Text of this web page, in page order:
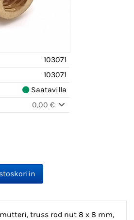
103071
103071
Saatavilla
0,00 €
truss rod nut 8 x 8 mm,